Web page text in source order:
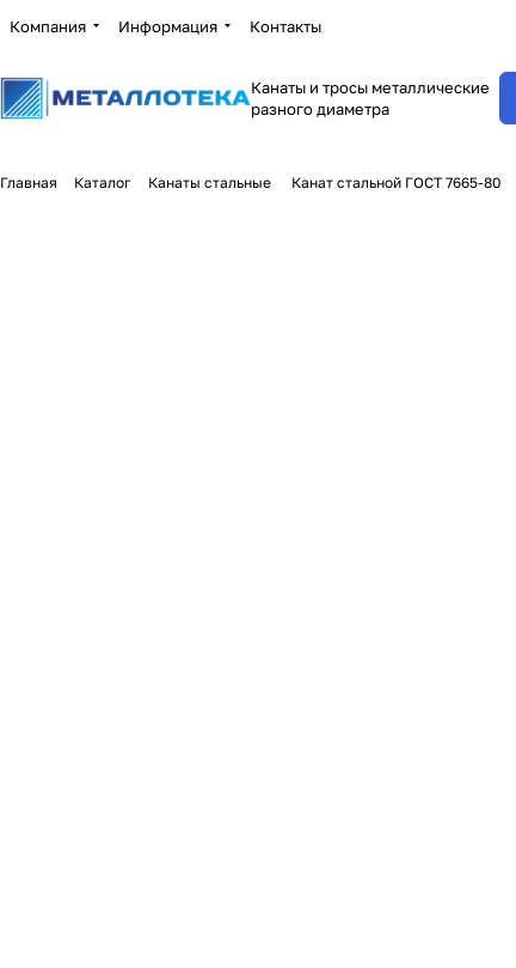
Компания Информация Контакты
Канаты и тросы металлические
разного диаметра
Главная Каталог Канаты стальные Канат стальной ГОСТ 7665-80